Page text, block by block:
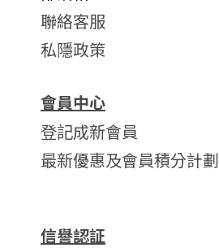
聯絡客服
私隱政策
會員中心
登記成新會員
最新優惠及會員積分計劃
信譽認証